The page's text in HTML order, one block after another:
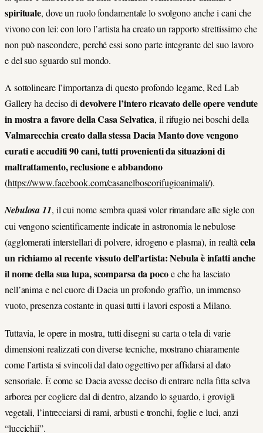
spirituale, dove un ruolo fondamentale lo svolgono anche i cani che
vivono con lei: con loro l’artista ha creato un rapporto strettissimo che
non può nascondere, perché essi sono parte integrante del suo lavoro
e del suo sguardo sul mondo.
A sottolineare l’importanza di questo profondo legame, Red Lab
Gallery ha deciso di devolvere l’intero ricavato delle opere vendute
in mostra a favore della Casa Selvatica, il rifugio nei boschi della
Valmarecchia creato dalla stessa Dacia Manto dove vengono
curati e accuditi 90 cani, tutti provenienti da situazioni di
maltrattamento, reclusione e abbandono
(https://www.facebook.com/casanelboscorifugioanimali/).
Nebulosa 11, il cui nome sembra quasi voler rimandare alle sigle con
cui vengono scientificamente indicate in astronomia le nebulose
(agglomerati interstellari di polvere, idrogeno e plasma), in realtàcela
un richiamo al recente vissuto dell’artista: Nebula è infatti anche
il nome della sua lupa, scomparsa da pocoe che ha lasciato
nell’anima e nel cuore di Dacia un profondo graffio, un immenso
vuoto, presenza costante in quasi tutti i lavori esposti a Milano.
Tuttavia, le opere in mostra, tutti disegni su carta o tela di varie
dimensioni realizzati con diverse tecniche, mostrano chiaramente
come l’artista si svincoli dal dato oggettivo per affidarsi al dato
sensoriale. È come se Dacia avesse deciso di entrare nella fitta selva
arborea per cogliere dal di dentro, alzando lo sguardo, i grovigli
vegetali, l’intrecciarsi di rami, arbusti e tronchi, foglie e luci, anzi
“luccichii”.